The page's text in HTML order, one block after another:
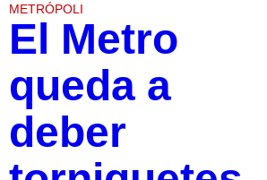
METRÓPOLI
El Metro
queda a
deber